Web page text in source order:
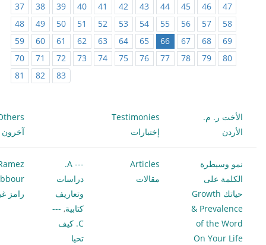
37
38 39 40 41 42 43 44 45 46
47
48
49 50 51 52 53 54 55 56 57
58
59
60 61 62 63 64 65 66 67 68
69
70
71 72 73 74 75 76 77 78 79
80
81
82 83
الأخت ر. م.
الأردن
Testimonies
إختبارات
آخرون
نمو وسيطرة
الكلمة على
حياتك Growth
& Prevalence
of the Word
On Your Life
Articles
مقالات
--- A.
دراسات
وتعاريف
كتابية,
---
C. كيف
تحيا
رامز